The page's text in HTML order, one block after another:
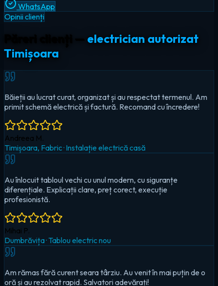
WhatsApp
Opinii clienți
electrician autorizat
Timișoara
Au înlocuit tabloul vechi cu unul modern, cu siguranțe
diferențiale. Explicații clare, preț corect, execuție
Mihai P.
Dumbrăvița
Am rămas fără curent seara târziu. Au venit în mai puțin de o
oră și au rezolvat rapid. Salvatori adevărați!
Cristina D.
Timișoara, Circumvalațiunii·Urgență — pană totală
Au montat iluminat LED în toată casa și un sistem smart pentru
controlul de pe telefon. Foarte mulțumit!